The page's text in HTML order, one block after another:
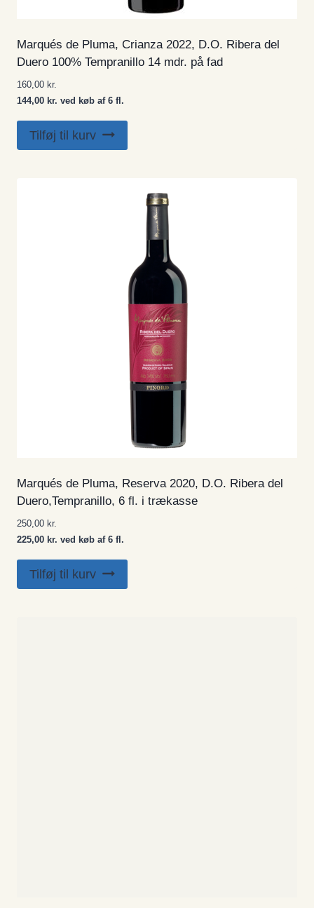
Marqués de Pluma, Crianza 2022, D.O. Ribera del
Duero 100% Tempranillo 14 mdr. på fad
160,00 kr.
144,00 kr. ved køb af 6 fl.
Tilføj til kurv
Marqués de Pluma, Reserva 2020, D.O. Ribera del
Duero,Tempranillo, 6 fl. i trækasse
250,00 kr.
225,00 kr. ved køb af 6 fl.
Tilføj til kurv